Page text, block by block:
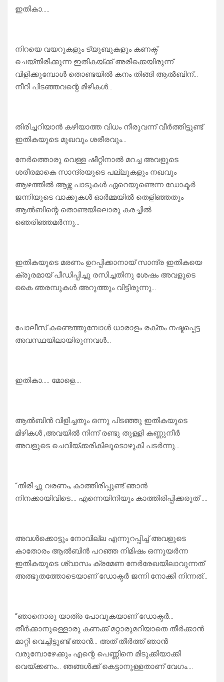
ഇതികാ…..
നിറയെ വയറുകളും ട്യൂബുകളും കണക്ട്
ചെയ്തിരിക്കുന്ന ഇതികയ്ക്ക് അരിക്കെയിരുന്ന്
വിളിക്കുമ്പോൾ തൊണ്ടയിൽ കനം തിങ്ങി ആൽബിന്…
നീറി പിടഞ്ഞവന്റെ മിഴികൾ…
തിരിച്ചറിയാൻ കഴിയാത്ത വിധം നീരുവന്ന് വീർത്തിട്ടുണ്ട്
ഇതികയുടെ മുഖവും ശരീരവും…
നേർത്തൊരു വെള്ള ഷീറ്റിനാൽ മറച്ച അവളുടെ
ശരീരമാകെ സാന്ദ്രയുടെ പല്ലുകളും നഖവും
ആഴത്തിൽ ആഴ്ന്ന പാടുകൾ ഏറെയുണ്ടെന്ന ഡോക്ടർ
ജന്നിയുടെ വാക്കുകൾ ഓർമ്മയിൽ തെളിഞ്ഞതും
ആൽബിന്റെ തൊണ്ടയിലൊരു കരച്ചിൽ
ഞെരിഞ്ഞമർന്നു…
ഇതികയുടെ മരണം ഉറപ്പിക്കാനായ് സാന്ദ്ര ഇതികയെ
ക്രൂരമായ് പീഡിപ്പിച്ചു രസിച്ചതിനു ശേഷം അവളുടെ
കൈ ഞരമ്പുകൾ അറുത്തും വിട്ടിരുന്നു…
പോലീസ് കണ്ടെത്തുമ്പോൾ ധാരാളം രക്തം നഷ്ടപ്പെട്ട
അവസ്ഥയിലായിരുന്നവൾ…
ഇതികാ….. മോളെ….
ആൽബിൻ വിളിച്ചതും ഒന്നു പിടഞ്ഞു ഇതികയുടെ
മിഴികൾ ,അവയിൽ നിന്ന് രണ്ടു തുള്ളി കണ്ണുനീർ
അവളുടെ ചെവിയ്ക്കരികിലൂടൊഴുകി പടർന്നു…
“തിരിച്ചു വരണം, കാത്തിരിപ്പുണ്ട് ഞാൻ
നിനക്കായിവിടെ…. എന്നെയിനിയും കാത്തിരിപ്പിക്കരുത് ….
അവൾക്കൊട്ടും നോവില്ല എന്നുറപ്പിച്ച് അവളുടെ
കാതോരം ആൽബിൻ പറഞ്ഞ നിമിഷം ഒന്നുയർന്ന
ഇതികയുടെ ശ്വാസം ക്രമേണ നേർരേഖയിലാവുന്നത്
അത്ഭുതത്തോടെയാണ് ഡോക്ടർ ജന്നി നോക്കി നിന്നത്…
“ഞാനൊരു യാത്ര പോവുകയാണ് ഡോക്ടർ…
തീർക്കാനുള്ളൊരു കണക്ക് മറ്റാരുമറിയാതെ തീർക്കാൻ
മാറ്റി വെച്ചിട്ടുണ്ട് ഞാൻ… അത് തീർത്ത് ഞാൻ
വരുമ്പോഴേക്കും എന്റെ പെണ്ണിനെ മിടുക്കിയാക്കി
വെയ്ക്കണം… ഞങ്ങൾക്ക് കെട്ടാനുള്ളതാണ് വേഗം….